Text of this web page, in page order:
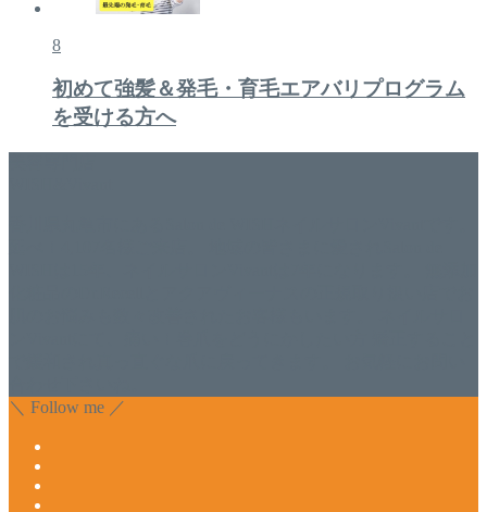
8
初めて強髪＆発毛・育毛エアバリプログラム
を受ける方へ
＼ Follow me ／